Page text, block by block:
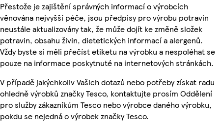
Přestože je zajištění správných informací o výrobcích
věnována nejvyšší péče, jsou předpisy pro výrobu potravin
neustále aktualizovány tak, že může dojít ke změně složek
potravin, obsahu živin, dietetických informací a alergenů.
Vždy byste si měli přečíst etiketu na výrobku a nespoléhat se
pouze na informace poskytnuté na internetových stránkách.
V případě jakýchkoliv Vašich dotazů nebo potřeby získat radu
ohledně výrobků značky Tesco, kontaktujte prosím Oddělení
pro služby zákazníkům Tesco nebo výrobce daného výrobku,
pokdu se nejedná o výrobek značky Tesco.